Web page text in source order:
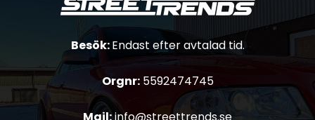
Besök:Endast efter avtalad tid.
Orgnr:5592474745